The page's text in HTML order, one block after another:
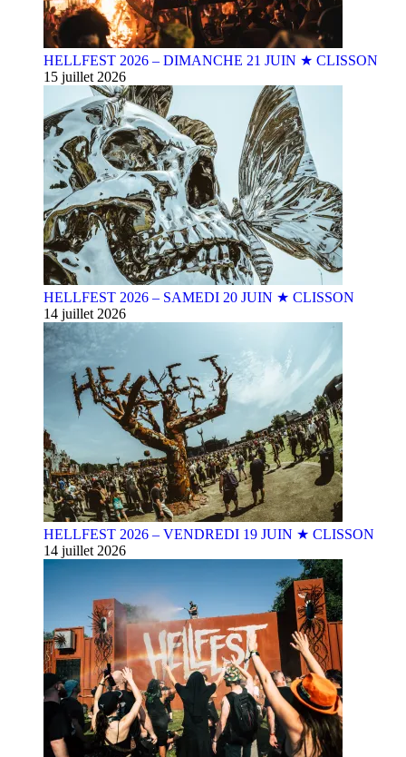
HELLFEST 2026 – DIMANCHE 21 JUIN ★ CLISSON
15 juillet 2026
HELLFEST 2026 – SAMEDI 20 JUIN ★ CLISSON
14 juillet 2026
HELLFEST 2026 – VENDREDI 19 JUIN ★ CLISSON
14 juillet 2026